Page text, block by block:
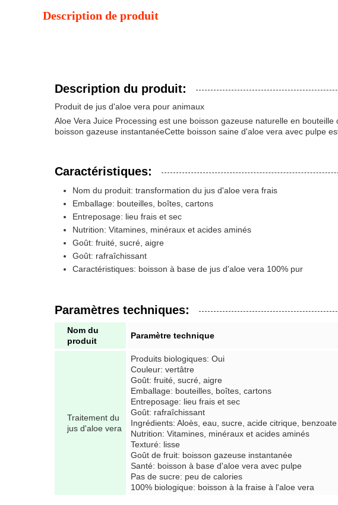
Description de produit
Description du produit:
Produit de jus d'aloe vera pour animaux
Aloe Vera Juice Processing est une boisson gazeuse naturelle en
boisson gazeuse instantanéeCette boisson saine d'aloe vera avec pulpe
Caractéristiques:
Nom du produit: transformation du jus d'aloe vera frais
Emballage: bouteilles, boîtes, cartons
Entreposage: lieu frais et sec
Nutrition: Vitamines, minéraux et acides aminés
Goût: fruité, sucré, aigre
Goût: rafraîchissant
Caractéristiques: boisson à base de jus d'aloe vera 100% pur
Paramètres techniques:
Nom du
produit
Paramètre technique
Traitement du
jus d'aloe vera
Produits biologiques: Oui
Couleur: vertâtre
Goût: fruité, sucré, aigre
Emballage: bouteilles, boîtes, cartons
Entreposage: lieu frais et sec
Goût: rafraîchissant
Ingrédients: Aloès, eau, sucre, acide citrique,
Nutrition: Vitamines, minéraux et acides aminés
Texturé: lisse
Goût de fruit: boisson gazeuse instantanée
Santé: boisson à base d'aloe vera avec pulpe
Pas de sucre: peu de calories
100% biologique: boisson à la fraise à l'aloe vera